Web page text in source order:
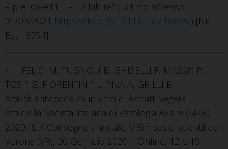
– p e108-e111. – 10 bib ref ( ultimo accesso
01/03/2021 https://doi.org/10.1111/jdv.16835 ) [Nr.
Estr. 8594]
4. – FELICI M, TUGNOLI B, GHISELLI F, MASSI° P,
TOSI° G, FIORENTINI° L, PIVA A, GRILLI E
Attività anticoccidica in vitro di estratti vegetali
Atti della Societa’ Italiana di Patologia Aviare (SIPA)
2020 : LIX Convegno annuale, V Simposio scientifico :
Verona (VR), 30 Gennaio 2020 – Online, 12 e 19